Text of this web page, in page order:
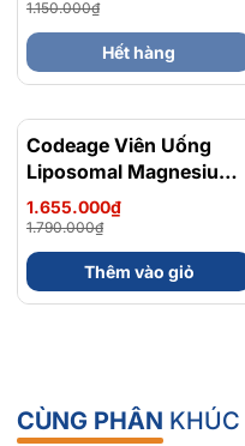
Anh Quốc, Bán Chạy
1.150.000₫
Hết hàng
- 8%
Codeage Viên Uống
Liposomal Magnesium
Magie Glycinate Hữu Cơ
240 Viên - Chính Ngạch
Mỹ, Xuất VAT
1.655.000₫
1.790.000₫
Thêm vào giỏ
CÙNG PHÂN KHÚC